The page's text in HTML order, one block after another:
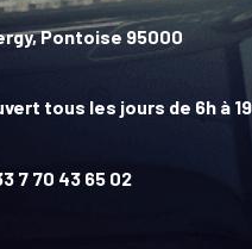
Pontoise 95000
tous les jours de 6h à
7 70 43 65 02